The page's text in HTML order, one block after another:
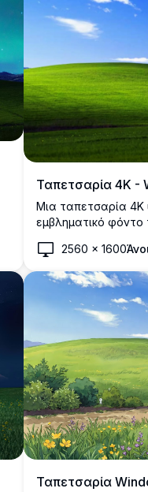
Ταπετσαρία 4K -
Μια ταπετσαρία 4K
εμβληματικό φόντο
Ιδανική για τους
κλασικές
εικόνα captures
clarity.
2560 × 1600
Ταπετσαρία